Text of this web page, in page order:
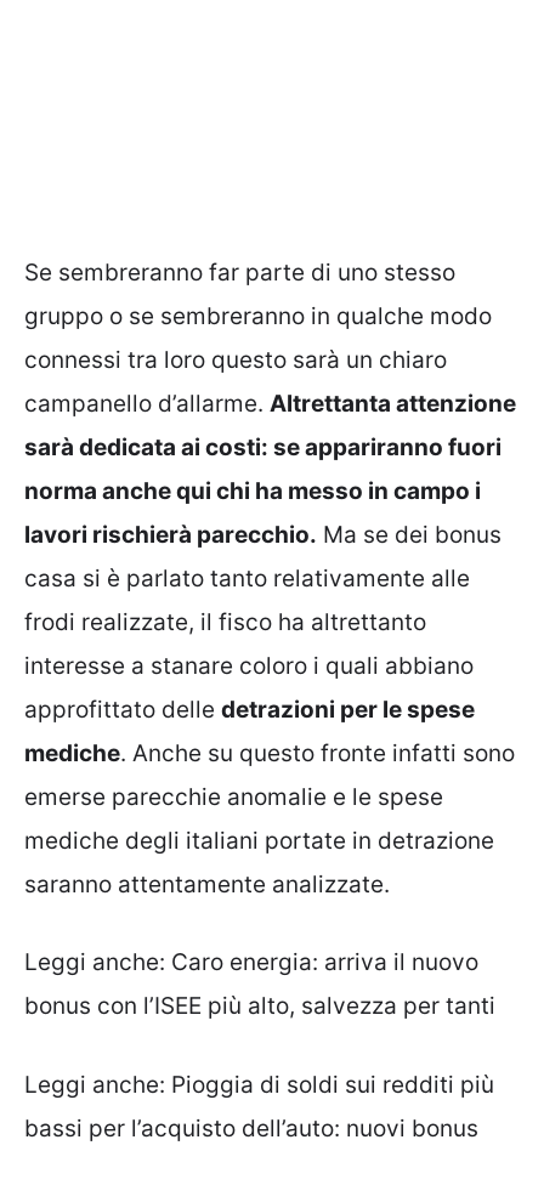
Se sembreranno far parte di uno stesso
gruppo o se sembreranno in qualche modo
connessi tra loro questo sarà un chiaro
campanello d’allarme. Altrettanta attenzione
sarà dedicata ai costi: se appariranno fuori
norma anche qui chi ha messo in campo i
lavori rischierà parecchio. Ma se dei bonus
casa si è parlato tanto relativamente alle
frodi realizzate, il fisco ha altrettanto
interesse a stanare coloro i quali abbiano
approfittato delle detrazioni per le spese
mediche. Anche su questo fronte infatti sono
emerse parecchie anomalie e le spese
mediche degli italiani portate in detrazione
saranno attentamente analizzate.
Leggi anche: Caro energia: arriva il nuovo
bonus con l’ISEE più alto, salvezza per tanti
Leggi anche: Pioggia di soldi sui redditi più
bassi per l’acquisto dell’auto: nuovi bonus